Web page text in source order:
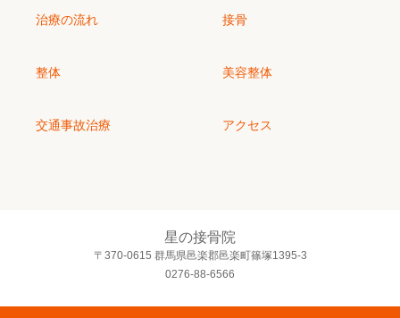
治療の流れ 接骨
整体 美容整体
交通事故治療 アクセス
星の接骨院
〒370-0615 群馬県邑楽郡邑楽町篠塚1395-3
0276-88-6566